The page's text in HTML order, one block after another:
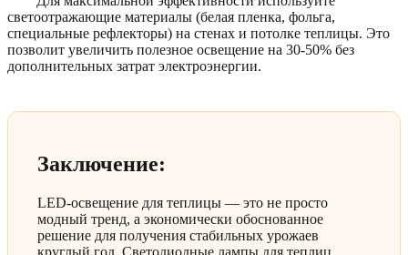
светоотражающие материалы (белая пленка, фольга,
специальные рефлекторы) на стенах и потолке теплицы. Это
позволит увеличить полезное освещение на 30-50% без
дополнительных затрат электроэнергии.
Заключение:
LED-освещение для теплицы — это не просто
модный тренд, а экономически обоснованное
решение для получения стабильных урожаев